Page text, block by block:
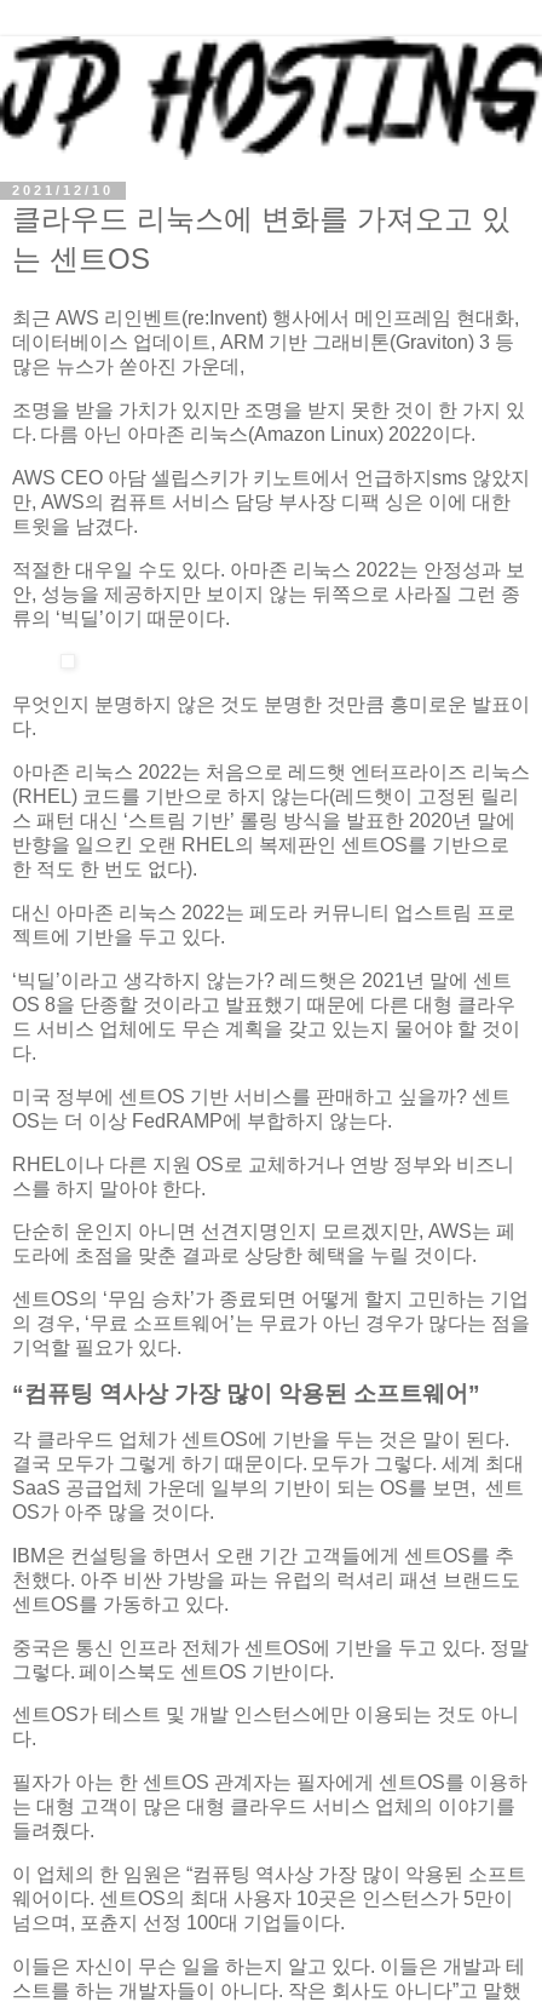
2021/12/10
클라우드 리눅스에 변화를 가져오고 있
는 센트OS
최근 AWS 리인벤트(re:Invent) 행사에서 메인프레임 현대화,
데이터베이스 업데이트, ARM 기반 그래비톤(Graviton) 3 등
많은 뉴스가 쏟아진 가운데,
조명을 받을 가치가 있지만 조명을 받지 못한 것이 한 가지 있
다. 다름 아닌 아마존 리눅스(Amazon Linux) 2022이다.
AWS CEO 아담 셀립스키가 키노트에서 언급하지sms 않았지
만, AWS의 컴퓨트 서비스 담당 부사장 디팩 싱은 이에 대한
트윗을 남겼다.
적절한 대우일 수도 있다. 아마존 리눅스 2022는 안정성과 보
안, 성능을 제공하지만 보이지 않는 뒤쪽으로 사라질 그런 종
류의 ‘빅딜’이기 때문이다.
무엇인지 분명하지 않은 것도 분명한 것만큼 흥미로운 발표이
다.
아마존 리눅스 2022는 처음으로 레드햇 엔터프라이즈 리눅스
(RHEL) 코드를 기반으로 하지 않는다(레드햇이 고정된 릴리
스 패턴 대신 ‘스트림 기반’ 롤링 방식을 발표한 2020년 말에
반향을 일으킨 오랜 RHEL의 복제판인 센트OS를 기반으로
한 적도 한 번도 없다).
대신 아마존 리눅스 2022는 페도라 커뮤니티 업스트림 프로
젝트에 기반을 두고 있다.
‘빅딜’이라고 생각하지 않는가? 레드햇은 2021년 말에 센트
OS 8을 단종할 것이라고 발표했기 때문에 다른 대형 클라우
드 서비스 업체에도 무슨 계획을 갖고 있는지 물어야 할 것이
다.
미국 정부에 센트OS 기반 서비스를 판매하고 싶을까? 센트
OS는 더 이상 FedRAMP에 부합하지 않는다.
RHEL이나 다른 지원 OS로 교체하거나 연방 정부와 비즈니
스를 하지 말아야 한다.
단순히 운인지 아니면 선견지명인지 모르겠지만, AWS는 페
도라에 초점을 맞춘 결과로 상당한 혜택을 누릴 것이다.
센트OS의 ‘무임 승차’가 종료되면 어떻게 할지 고민하는 기업
의 경우, ‘무료 소프트웨어’는 무료가 아닌 경우가 많다는 점을
기억할 필요가 있다.
“컴퓨팅 역사상 가장 많이 악용된 소프트웨어”
각 클라우드 업체가 센트OS에 기반을 두는 것은 말이 된다.
결국 모두가 그렇게 하기 때문이다. 모두가 그렇다. 세계 최대
SaaS 공급업체 가운데 일부의 기반이 되는 OS를 보면, 센트
OS가 아주 많을 것이다.
IBM은 컨설팅을 하면서 오랜 기간 고객들에게 센트OS를 추
천했다. 아주 비싼 가방을 파는 유럽의 럭셔리 패션 브랜드도
센트OS를 가동하고 있다.
중국은 통신 인프라 전체가 센트OS에 기반을 두고 있다. 정말
그렇다. 페이스북도 센트OS 기반이다.
센트OS가 테스트 및 개발 인스턴스에만 이용되는 것도 아니
다.
필자가 아는 한 센트OS 관계자는 필자에게 센트OS를 이용하
는 대형 고객이 많은 대형 클라우드 서비스 업체의 이야기를
들려줬다.
이 업체의 한 임원은 “컴퓨팅 역사상 가장 많이 악용된 소프트
웨어이다. 센트OS의 최대 사용자 10곳은 인스턴스가 5만이
넘으며, 포츈지 선정 100대 기업들이다.
이들은 자신이 무슨 일을 하는지 알고 있다. 이들은 개발과 테
스트를 하는 개발자들이 아니다. 작은 회사도 아니다”고 말했